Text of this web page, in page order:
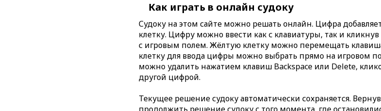
Как играть в онлайн судоку
Судоку на этом сайте можно решать онлайн. Цифра
клетку. Цифру можно ввести как с клавиатуры, так и
с игровым полем. Жёлтую клетку можно перемещать
клетку для ввода цифры можно выбрать прямо на игровом
можно удалить нажатием клавиш Backspace или Delete,
другой цифрой.
Текущее решение судоку автоматически сохраняется.